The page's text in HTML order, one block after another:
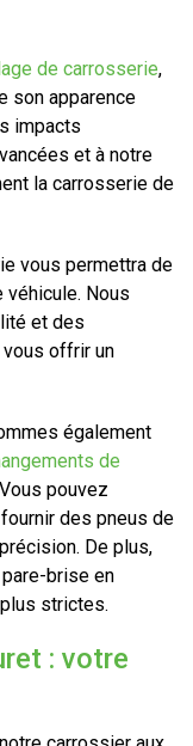
de carrosserie,
son apparence
impacts
et à notre
la carrosserie de
vous permettra de
véhicule. Nous
et des
offrir un
également
de
pouvez
des pneus de
De plus,
brise en
strictes.
: votre